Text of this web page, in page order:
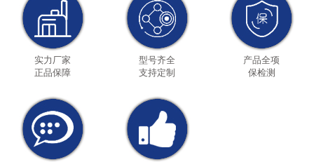
实力厂家
正品保障
型号齐全
支持定制
产品全项
保检测